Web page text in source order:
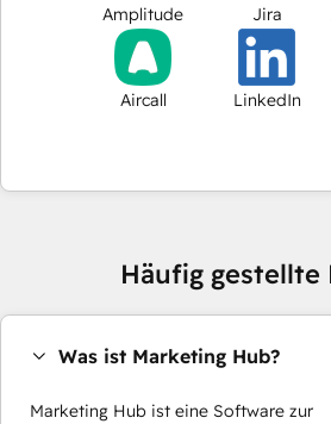
Amplitude Jira
Aircall LinkedIn
Häufig gestellte
Was ist Marketing Hub?
Marketing Hub ist eine Software zur